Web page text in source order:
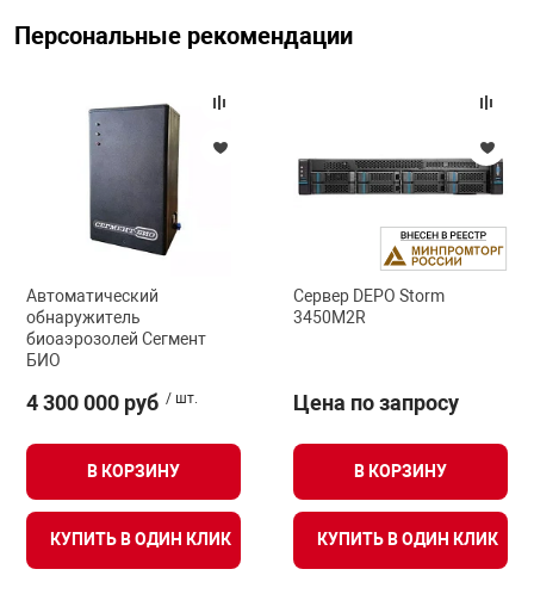
Персональные рекомендации
Автоматический
обнаружитель
биоаэрозолей Сегмент
БИО
4 300 000 руб / шт.
В КОРЗИНУ
КУПИТЬ В ОДИН КЛИК
Сервер DEPO Storm
3450M2R
Цена по запросу
В КОРЗИНУ
КУПИТЬ В ОДИН КЛИК